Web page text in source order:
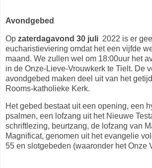
Avondgebed
Op zaterdagavond 30 juli 2022 is er
eucharistieviering omdat het een vijfde
maand. We zullen wel om 18:00uur het
in de Onze-Lieve-Vrouwkerk te Tielt. De
avondgebed maken deel uit van het
Rooms-katholieke Kerk.
Het gebed bestaat uit een opening, een
psalmen, een lofzang uit het Nieuwe
schriftlezing, beurtzang, de lofzang van
Magnificat, genomen uit het evangelie
55 en slotgebeden (waaronder het Onze